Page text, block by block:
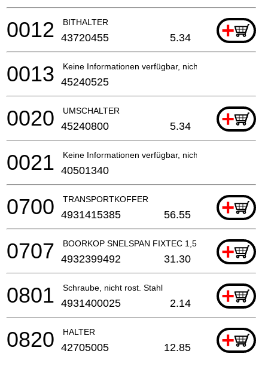
BITHALTER +
0012 43720455 5.34
Keine Informationen verfügbar, nicht bestellbar
0013 45240525
UMSCHALTER +
0020 45240800 5.34
Keine Informationen verfügbar, nicht bestellbar
0021 40501340
TRANSPORTKOFFER +
0700 4931415385 56.55
BOORKOP SNELSPAN FIXTEC 1,5 - 13 MM, 3/8" X
+
0707 4932399492 31.30
Schraube, nicht rost. Stahl +
0801 4931400025 2.14
HALTER +
0820 42705005 12.85